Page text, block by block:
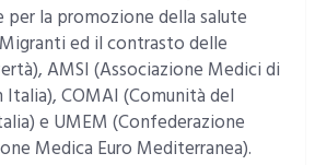
la promozione della salute
ed il contrasto delle
AMSI (Associazione Medici di
Italia), COMAI (Comunità del
e UMEM (Confederazione
Medica Euro Mediterranea).